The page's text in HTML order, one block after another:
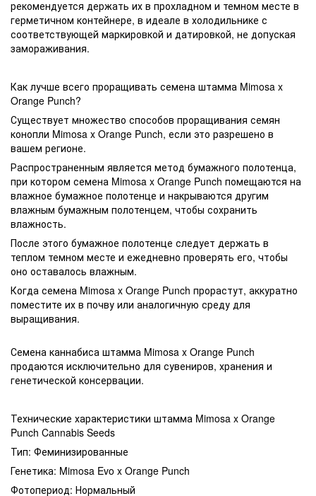
рекомендуется держать их в прохладном и темном месте в
герметичном контейнере, в идеале в холодильнике с
соответствующей маркировкой и датировкой, не допуская
замораживания.
Как лучше всего проращивать семена штамма Mimosa x
Orange Punch?
Существует множество способов проращивания семян
конопли Mimosa x Orange Punch, если это разрешено в
вашем регионе.
Распространенным является метод бумажного полотенца,
при котором семена Mimosa x Orange Punch помещаются на
влажное бумажное полотенце и накрываются другим
влажным бумажным полотенцем, чтобы сохранить
влажность.
После этого бумажное полотенце следует держать в
теплом темном месте и ежедневно проверять его, чтобы
оно оставалось влажным.
Когда семена Mimosa x Orange Punch прорастут, аккуратно
поместите их в почву или аналогичную среду для
выращивания.
Семена каннабиса штамма Mimosa x Orange Punch
продаются исключительно для сувениров, хранения и
генетической консервации.
Технические характеристики штамма Mimosa x Orange
Punch Cannabis Seeds
Тип: Феминизированные
Генетика: Mimosa Evo x Orange Punch
Фотопериод: Нормальный